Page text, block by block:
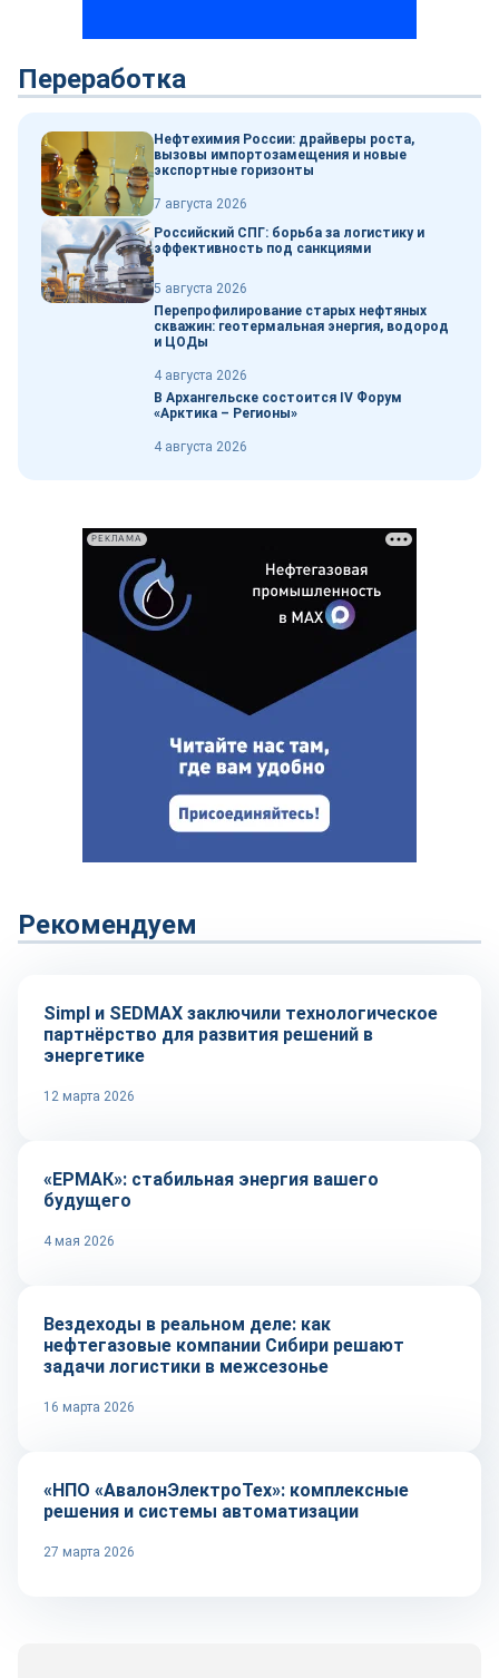
Переработка
Нефтехимия России: драйверы роста,
вызовы импортозамещения и новые
экспортные горизонты
7 августа 2026
Российский СПГ: борьба за логистику и
эффективность под санкциями
5 августа 2026
Перепрофилирование старых нефтяных
скважин: геотермальная энергия, водород
и ЦОДы
4 августа 2026
В Архангельске состоится IV Форум
«Арктика – Регионы»
4 августа 2026
РЕКЛАМА
Рекомендуем
Технологии
Simpl и SEDMAX заключили технологическое
партнёрство для развития решений в
энергетике
12 марта 2026
Репортаж
«ЕРМАК»: стабильная энергия вашего
будущего
4 мая 2026
Рынок
Вездеходы в реальном деле: как
нефтегазовые компании Сибири решают
задачи логистики в межсезонье
16 марта 2026
Репортаж
«НПО «АвалонЭлектроТех»: комплексные
решения и системы автоматизации
27 марта 2026